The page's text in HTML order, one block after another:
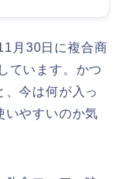
月30日に複合商
ています。かつ
、今は何が入っ
いやすいのか気